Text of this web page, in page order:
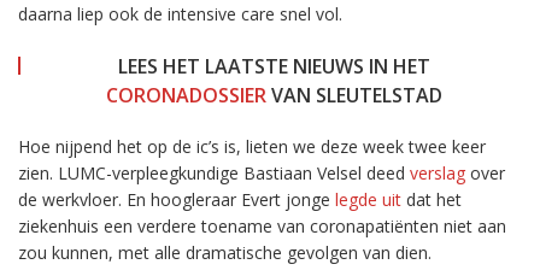
daarna liep ook de intensive care snel vol.
LEES HET LAATSTE NIEUWS IN HET
CORONADOSSIERVAN SLEUTELSTAD
Hoe nijpend het op de ic’s is, lieten we deze week twee keer
zien. LUMC-verpleegkundige Bastiaan Velsel deed verslag over
de werkvloer. En hoogleraar Evert jonge legde uit dat het
ziekenhuis een verdere toename van coronapatiënten niet aan
zou kunnen, met alle dramatische gevolgen van dien.